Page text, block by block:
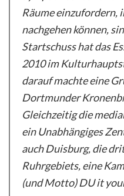
Räume einzufordern,
nachgehen können,
Startschuss hat das
2010 im
darauf machte eine
Dortmunder
Gleichzeitig die
ein Unabhängiges
auch Duisburg, die
Ruhrgebiets, eine
(und Motto) DU it